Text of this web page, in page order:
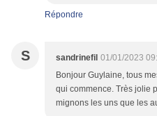
Répondre
S sandrinefil 01/01/2023
Bonjour Guylaine, tous
qui commence. Très jolie
mignons les uns que les